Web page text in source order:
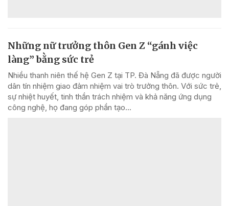
Những nữ trưởng thôn Gen Z “gánh việc
làng” bằng sức trẻ
Nhiều thanh niên thế hệ Gen Z tại TP. Đà Nẵng đã được người
dân tín nhiệm giao đảm nhiệm vai trò trưởng thôn. Với sức trẻ,
sự nhiệt huyết, tinh thần trách nhiệm và khả năng ứng dụng
công nghệ, họ đang góp phần tạo...